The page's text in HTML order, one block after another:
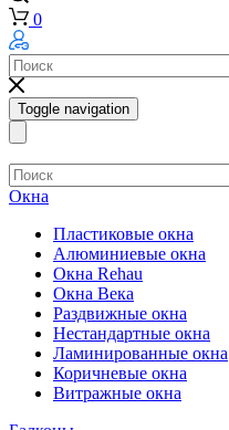
0
Toggle navigation
Окна
Пластиковые окна
Алюминиевые окна
Окна Rehau
Окна Века
Раздвижные окна
Нестандартные окна
Ламинированные окна
Коричневые окна
Витражные окна